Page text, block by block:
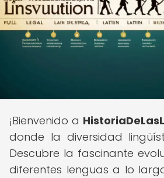
¡Bienvenido a
donde la diversidad
Descubre la fascinante
diferentes lenguas a lo